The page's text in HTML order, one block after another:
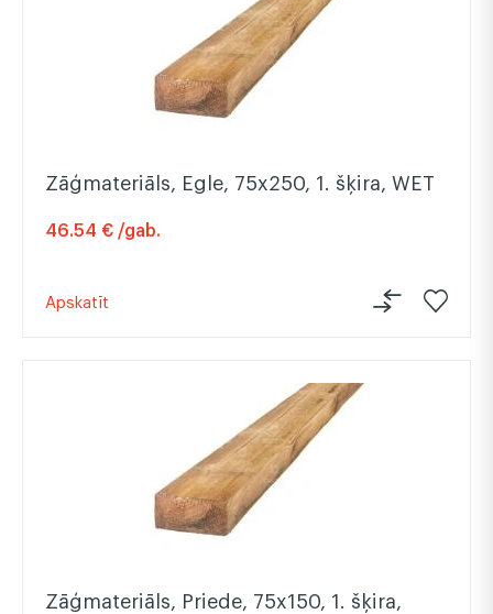
Zāģmateriāls, Egle, 75x250, 1. šķira, WET
46.54 € /gab.
Apskatīt
Zāģmateriāls, Priede, 75x150, 1. šķira,